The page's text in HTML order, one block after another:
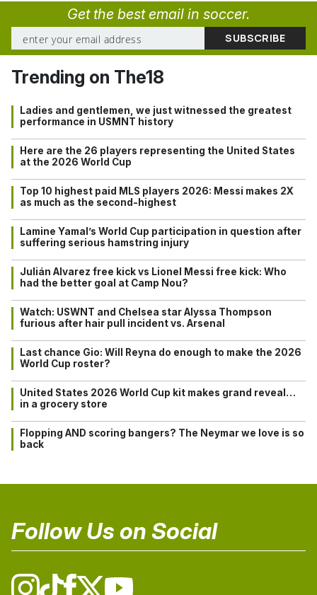
Get the best email in soccer.
Trending on The18
Ladies and gentlemen, we just witnessed the greatest
performance in USMNT history
Here are the 26 players representing the United States
at the 2026 World Cup
Top 10 highest paid MLS players 2026: Messi makes 2X
as much as the second-highest
Lamine Yamal’s World Cup participation in question after
suffering serious hamstring injury
Julián Alvarez free kick vs Lionel Messi free kick: Who
had the better goal at Camp Nou?
Watch: USWNT and Chelsea star Alyssa Thompson
furious after hair pull incident vs. Arsenal
Last chance Gio: Will Reyna do enough to make the 2026
World Cup roster?
United States 2026 World Cup kit makes grand reveal…
in a grocery store
Flopping AND scoring bangers? The Neymar we love is so
back
Follow Us on Social